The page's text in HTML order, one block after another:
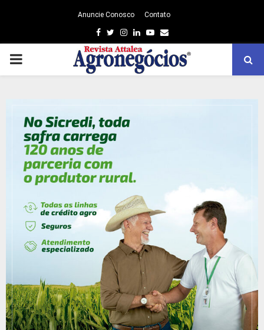
Anuncie Conosco Contato
Facebook
TwitterInstagram
LinkedinYoutube
Email
PRIMARY